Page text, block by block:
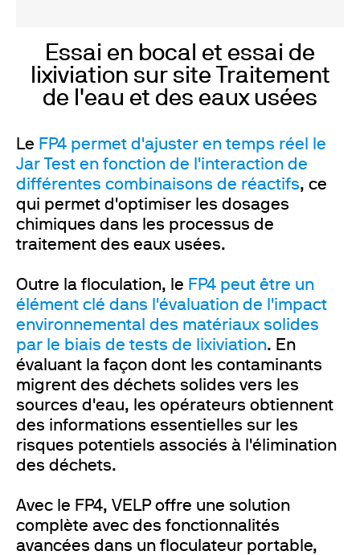
Essai en bocal et essai de
lixiviation sur site Traitement
de l'eau et des eaux usées
Le FP4 permet d'ajuster en temps réel le
Jar Test en fonction de l'interaction de
différentes combinaisons de réactifs, ce
qui permet d'optimiser les dosages
chimiques dans les processus de
traitement des eaux usées.
Outre la floculation, le FP4 peut être un
élément clé dans l'évaluation de l'impact
environnemental des matériaux solides
par le biais de tests de lixiviation. En
évaluant la façon dont les contaminants
migrent des déchets solides vers les
sources d'eau, les opérateurs obtiennent
des informations essentielles sur les
risques potentiels associés à l'élimination
des déchets.
Avec le FP4, VELP offre une solution
complète avec des fonctionnalités
avancées dans un floculateur portable,